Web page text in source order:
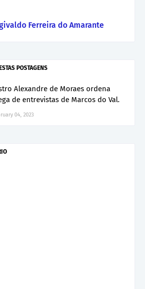
Ferreira do Amarante
POSTAGENS
Alexandre de Moraes ordena
de entrevistas de Marcos do Val.
04, 2023